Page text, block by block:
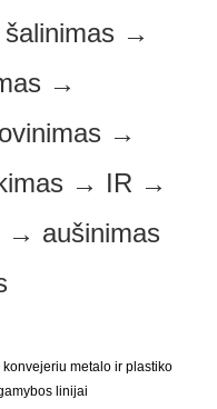
šalinimas →
→
→
→ IR →
→ aušinimas